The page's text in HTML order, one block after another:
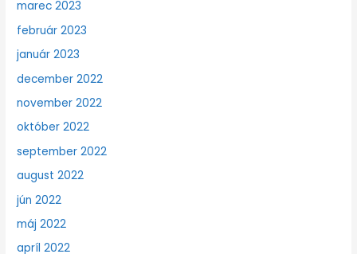
marec 2023
február 2023
január 2023
december 2022
november 2022
október 2022
september 2022
august 2022
jún 2022
máj 2022
apríl 2022